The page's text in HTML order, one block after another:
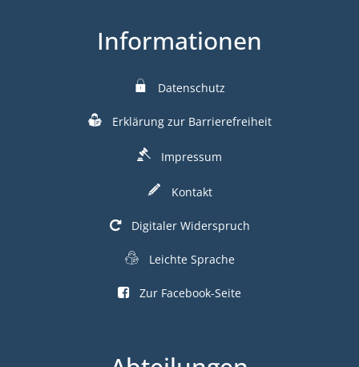
Informationen
Datenschutz
Erklärung zur Barrierefreiheit
Impressum
Kontakt
Digitaler Widerspruch
Leichte Sprache
Zur Facebook-Seite